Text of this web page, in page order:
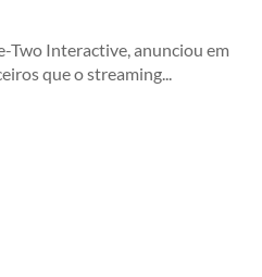
Two Interactive, anunciou em
que o streaming...